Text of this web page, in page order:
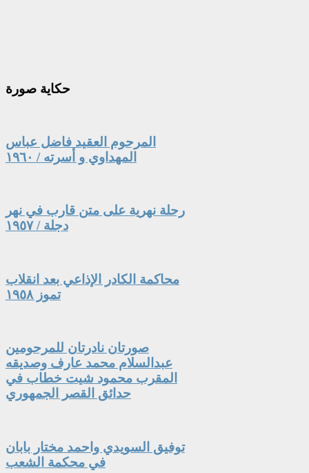
حكاية صورة
المرحوم العقيد فاضل عباس
المهداوي و أسرته / ١٩٦٠
رحلة نهرية على متن قارب في نهر
دجلة / ١٩٥٧
محاكمة الكادر الإذاعي بعد انقلاب
تموز ١٩٥٨
صورتان نادرتان للمرحومين
عبدالسلام محمد عارف وصديقه
المقرب محمود شيت خطاب في
حدائق القصر الجمهوري
توفيق السويدي واحمد مختار بابان
في محكمة الشعب